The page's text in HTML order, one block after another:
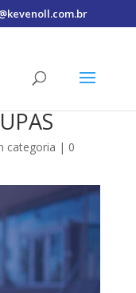
categoria | 0